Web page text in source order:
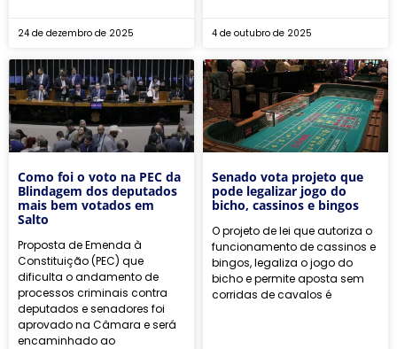
24 de dezembro de 2025 4 de outubro de 2025
Como foi o voto na PEC da
Blindagem dos deputados
mais bem votados em
Salto
Proposta de Emenda à
Constituição (PEC) que
dificulta o andamento de
processos criminais contra
deputados e senadores foi
aprovado na Câmara e será
encaminhado ao
Senado vota projeto que
pode legalizar jogo do
bicho, cassinos e bingos
O projeto de lei que autoriza o
funcionamento de cassinos e
bingos, legaliza o jogo do
bicho e permite aposta sem
corridas de cavalos é